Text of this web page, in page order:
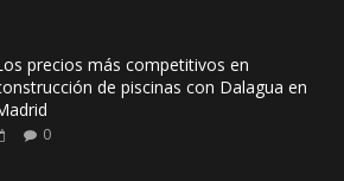
precios más competitivos en
de piscinas con Dalagua en
0